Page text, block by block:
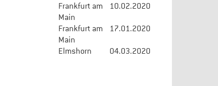
Frankfurt am
Main
10.02.2020
Frankfurt am
Main
17.01.2020
Elmshorn 04.03.2020